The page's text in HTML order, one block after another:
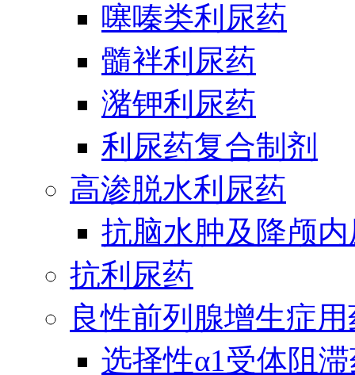
噻嗪类利尿药
髓袢利尿药
潴钾利尿药
利尿药复合制剂
高渗脱水利尿药
抗脑水肿及降颅
抗利尿药
良性前列腺增生症
选择性α1受体阻